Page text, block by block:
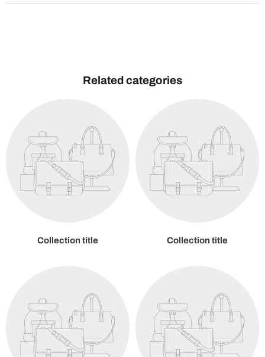
Related categories
Collection title Collection title